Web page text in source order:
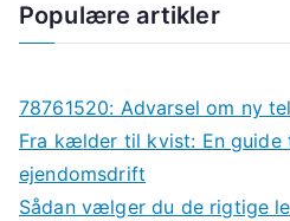
Populære artikler
78761520: Advarsel om ny
Fra kælder til kvist: En
ejendomsdrift
Sådan vælger du de rigtige